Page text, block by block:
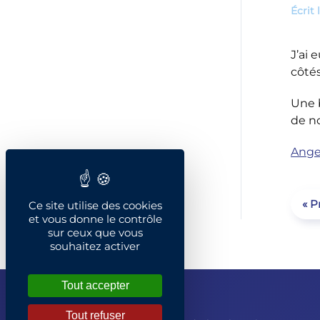
Écrit
J’ai
Une
de
«
Ce site utilise des cookies
et vous donne le contrôle
sur ceux que vous
souhaitez activer
Tout accepter
Tout refuser